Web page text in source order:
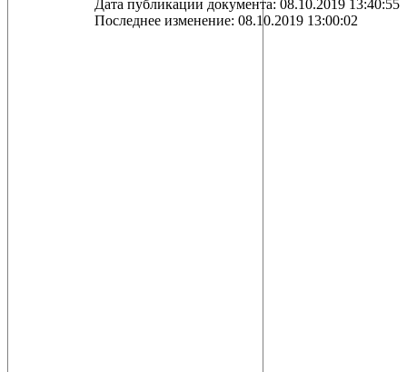
Дата публикации документа: 08.10.2019 13:40:55
Последнее изменение: 08.10.2019 13:00:02